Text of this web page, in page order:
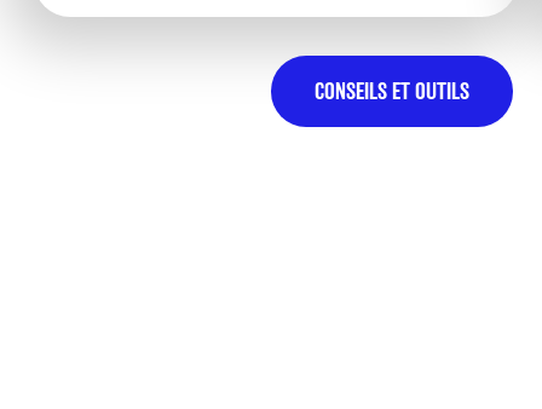
CONSEILS ET OUTILS